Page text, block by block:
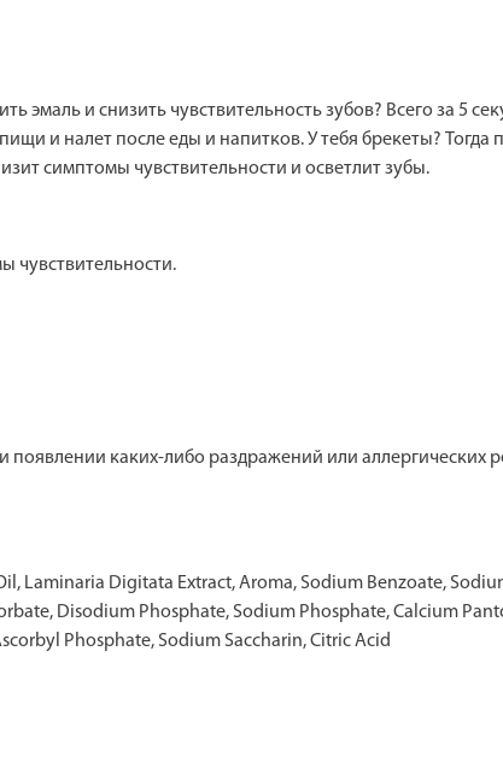
эмаль и снизить чувствительность зубов? Всего за 5
и налет после еды и напитков. У тебя брекеты?
симптомы чувствительности и осветлит зубы.
чувствительности.
каких-либо раздражений или аллергических
Laminaria Digitata Extract, Aroma, Sodium Benzoate,
Disodium Phosphate, Sodium Phosphate, Calcium
Phosphate, Sodium Saccharin, Citric Acid